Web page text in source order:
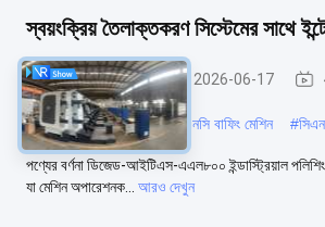
স্বয়ংক্রিয় তৈলাক্তকরণ সিস্টেমের সাথে
CNC মসৃণতা মেশিন 2026-06-17
#শিল্প ধাতু পলিশিং মেশিন #সিএনসি বাফিং মেশিন #
পণ্যের বর্ণনা ডিজেড-আইটিএস-এএল৮০০ ইন্ডাস্ট্রিয়াল
যা মেশিন অপারেশনক...
আরও দেখুন